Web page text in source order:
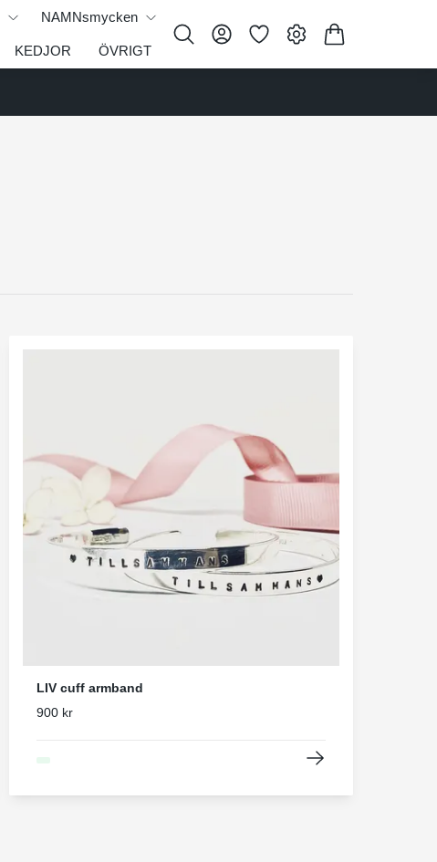
NAMNsmycken
KEDJOR ÖVRIGT
LIV cuff armband
900 kr